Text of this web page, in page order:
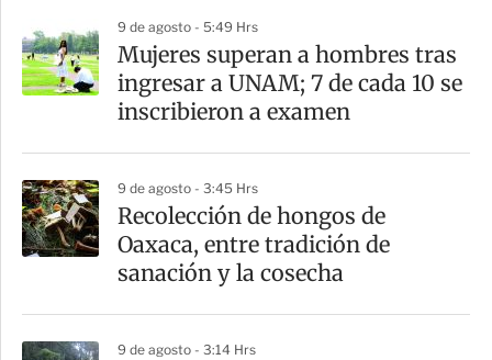
9 de agosto - 5:49 Hrs
Mujeres superan a hombres tras
ingresar a UNAM; 7 de cada 10 se
inscribieron a examen
9 de agosto - 3:45 Hrs
Recolección de hongos de
Oaxaca, entre tradición de
sanación y la cosecha
9 de agosto - 3:14 Hrs